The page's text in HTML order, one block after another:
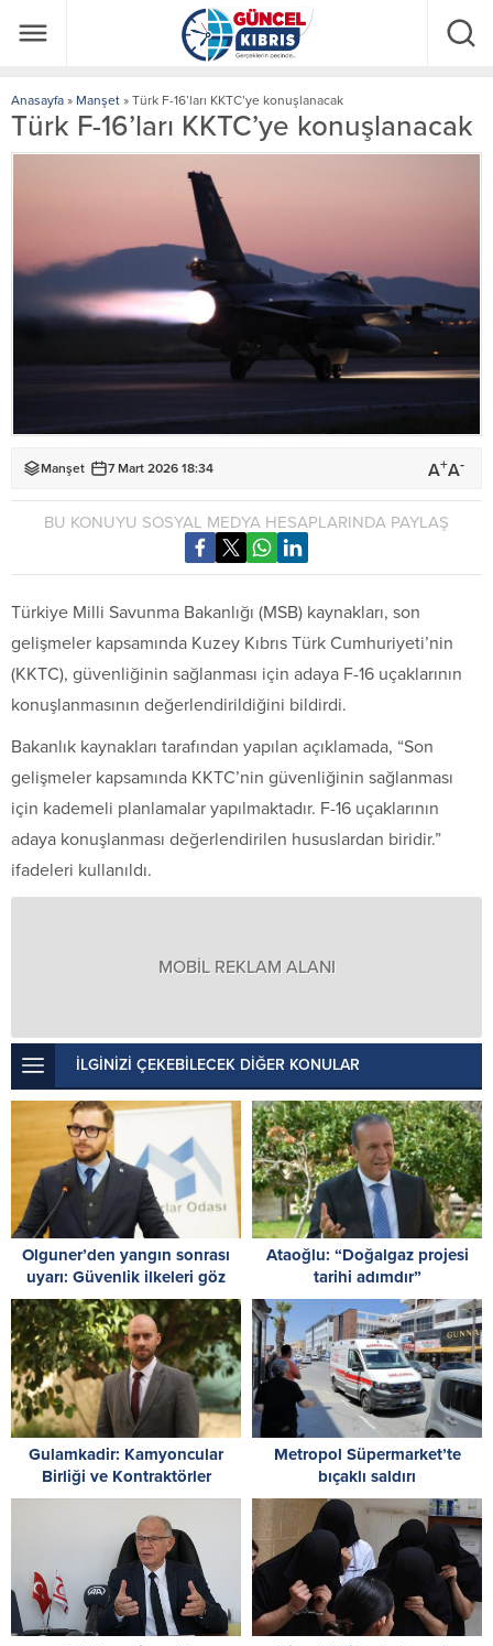
Anasayfa » Manşet » Türk F-16’ları KKTC’ye konuşlanacak
Türk F-16’ları KKTC’ye konuşlanacak
Manşet 7 Mart 2026 18:34 A+A-
BU KONUYU SOSYAL MEDYA HESAPLARINDA PAYLAŞ
Türkiye Milli Savunma Bakanlığı (MSB) kaynakları, son
gelişmeler kapsamında Kuzey Kıbrıs Türk Cumhuriyeti’nin
(KKTC), güvenliğinin sağlanması için adaya F-16 uçaklarının
konuşlanmasının değerlendirildiğini bildirdi.
Bakanlık kaynakları tarafından yapılan açıklamada, “Son
gelişmeler kapsamında KKTC’nin güvenliğinin sağlanması
için kademeli planlamalar yapılmaktadır. F-16 uçaklarının
adaya konuşlanması değerlendirilen hususlardan biridir.”
ifadeleri kullanıldı.
MOBİL REKLAM ALANI
İLGİNİZİ ÇEKEBİLECEK DİĞER KONULAR
Olguner’den yangın sonrası
uyarı: Güvenlik ilkeleri göz
ardı edilemez
Ataoğlu: “Doğalgaz projesi
tarihi adımdır”
Gulamkadir: Kamyoncular
Birliği ve Kontraktörler
Birlikleri’nin yürüttükleri
mücadelenin yanındayız
Metropol Süpermarket’te
bıçaklı saldırı